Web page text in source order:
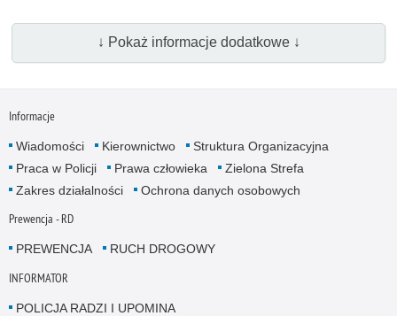
↓ Pokaż informacje dodatkowe ↓
Informacje
Wiadomości Kierownictwo
Struktura Organizacyjna
Praca w Policji
Prawa człowieka
Zielona Strefa
Zakres działalności
Ochrona danych osobowych
Prewencja - RD
PREWENCJA RUCH DROGOWY
INFORMATOR
POLICJA RADZI I UPOMINA